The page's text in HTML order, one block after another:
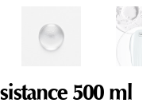
500 ml